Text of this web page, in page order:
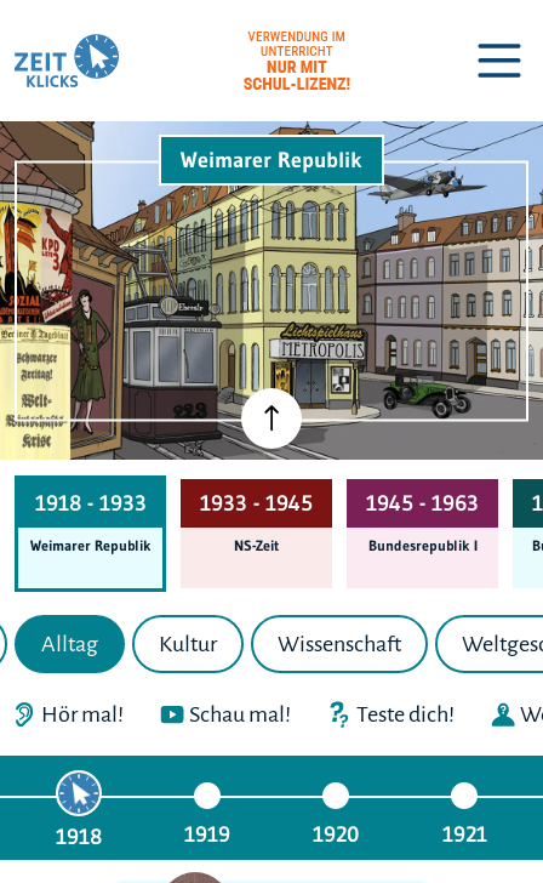
Biographien Lexikon
Weimarer Republik
1918 - 1933
Weimarer Republik
1933 - 1945
NS-Zeit
1945 - 1963
Bundes­republik I
Alltag Kultur Wissenschaft
Hör mal! Schau mal! Teste dich!
1918 1919 1920 1921